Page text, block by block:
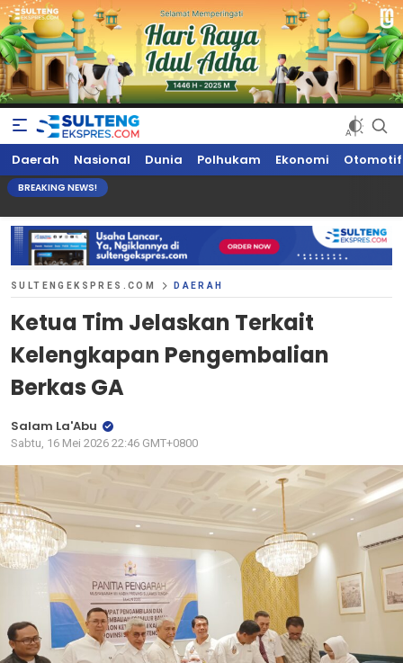
Sultengekspres.com
Berita Seputar Sulteng Hari Ini, Update Terkini, Suaranya Rakyat
Sulteng
Daerah Nasional Dunia Polhukam Ekonomi Otomotif
BREAKING NEWS!
SULTENGEKSPRES.COM DAERAH
Ketua Tim Jelaskan Terkait
Kelengkapan Pengembalian
Berkas GA
Salam La'Abu
Sabtu, 16 Mei 2026 22:46 GMT+0800